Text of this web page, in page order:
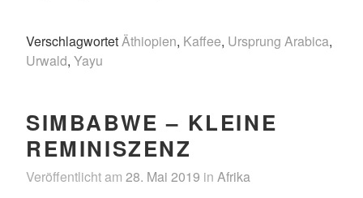
VerschlagwortetÄthiopien, Kaffee, Ursprung Arabica,
Urwald, Yayu
SIMBABWE – KLEINE
REMINISZENZ
Veröffentlicht am 28. Mai 2019 in Afrika